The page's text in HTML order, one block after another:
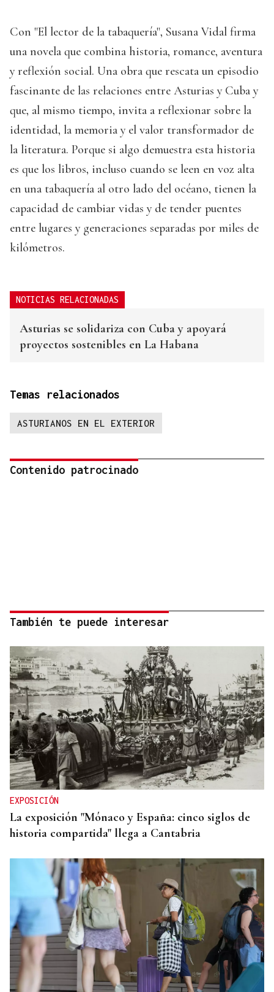
Con "El lector de la tabaquería", Susana Vidal firma
una novela que combina historia, romance, aventura
y reflexión social. Una obra que rescata un episodio
fascinante de las relaciones entre Asturias y Cuba y
que, al mismo tiempo, invita a reflexionar sobre la
identidad, la memoria y el valor transformador de
la literatura. Porque si algo demuestra esta historia
es que los libros, incluso cuando se leen en voz alta
en una tabaquería al otro lado del océano, tienen la
capacidad de cambiar vidas y de tender puentes
entre lugares y generaciones separadas por miles de
kilómetros.
NOTICIAS RELACIONADAS
Asturias se solidariza con Cuba y apoyará
proyectos sostenibles en La Habana
Temas relacionados
ASTURIANOS EN EL EXTERIOR
Contenido patrocinado
También te puede interesar
EXPOSICIÓN
La exposición "Mónaco y España: cinco siglos de
historia compartida" llega a Cantabria